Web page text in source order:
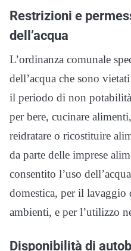
Restrizioni e
dell’acqua
L’ordinanza comunale
dell’acqua che sono
il periodo di non
per bere, cucinare
reidratare o ricostituire
da parte delle imprese
consentito l’uso
domestica, per il
ambienti, e per l’utilizzo
Disponibilità di